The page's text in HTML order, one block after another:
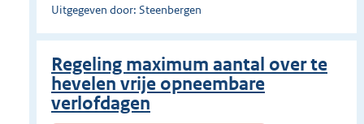
Uitgegeven door: Steenbergen
Regeling maximum aantal over te
hevelen vrije opneembare
verlofdagen